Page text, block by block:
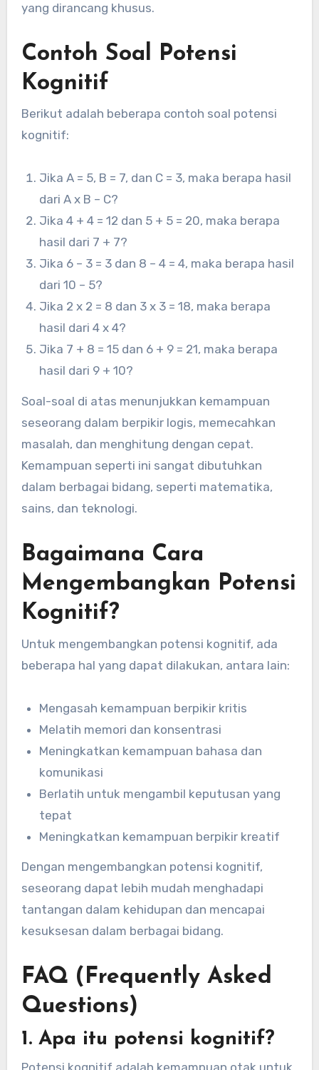
yang dirancang khusus.
Contoh Soal Potensi
Kognitif
Berikut adalah beberapa contoh soal potensi
kognitif:
Jika A = 5, B = 7, dan C = 3, maka berapa hasil
dari A x B – C?
Jika 4 + 4 = 12 dan 5 + 5 = 20, maka berapa
hasil dari 7 + 7?
Jika 6 – 3 = 3 dan 8 – 4 = 4, maka berapa hasil
dari 10 – 5?
Jika 2 x 2 = 8 dan 3 x 3 = 18, maka berapa
hasil dari 4 x 4?
Jika 7 + 8 = 15 dan 6 + 9 = 21, maka berapa
hasil dari 9 + 10?
Soal-soal di atas menunjukkan kemampuan
seseorang dalam berpikir logis, memecahkan
masalah, dan menghitung dengan cepat.
Kemampuan seperti ini sangat dibutuhkan
dalam berbagai bidang, seperti matematika,
sains, dan teknologi.
Bagaimana Cara
Mengembangkan Potensi
Kognitif?
Untuk mengembangkan potensi kognitif, ada
beberapa hal yang dapat dilakukan, antara lain:
Mengasah kemampuan berpikir kritis
Melatih memori dan konsentrasi
Meningkatkan kemampuan bahasa dan
komunikasi
Berlatih untuk mengambil keputusan yang
tepat
Meningkatkan kemampuan berpikir kreatif
Dengan mengembangkan potensi kognitif,
seseorang dapat lebih mudah menghadapi
tantangan dalam kehidupan dan mencapai
kesuksesan dalam berbagai bidang.
FAQ (Frequently Asked
Questions)
1. Apa itu potensi kognitif?